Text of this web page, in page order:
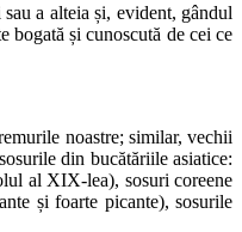
a alteia și, evident, gândul
bogată și cunoscută de cei ce
noastre; similar, vechii
din bucătăriile asiatice:
al XIX-lea), sosuri coreene
și foarte picante), sosurile